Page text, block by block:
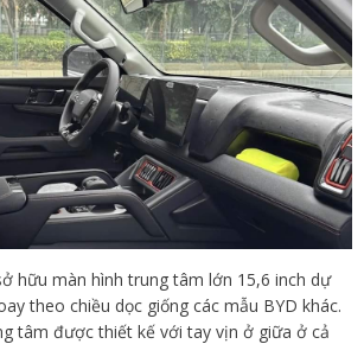
hữu màn hình trung tâm lớn 15,6 inch dự
theo chiều dọc giống các mẫu BYD khác.
tâm được thiết kế với tay vịn ở giữa ở cả